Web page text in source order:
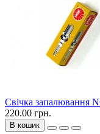
Свічка запалювання
220.00 грн.
В кошик